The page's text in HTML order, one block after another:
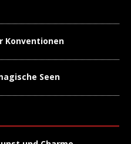
Konventionen
Seen